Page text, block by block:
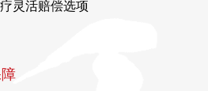
灵活赔偿选项